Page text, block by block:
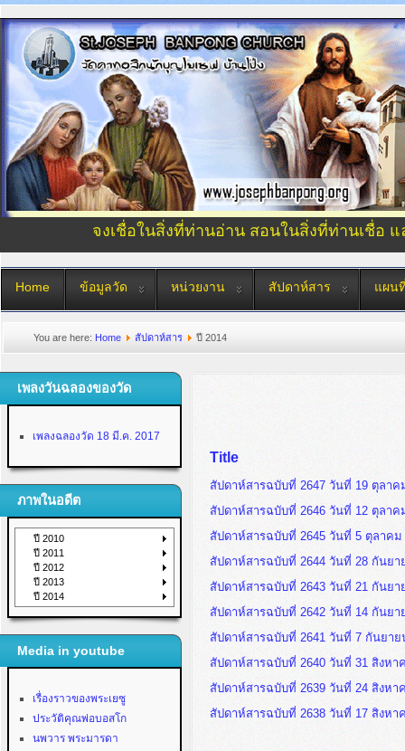
จงเชื่อในสิ่งที่ท่านอ่าน สอนในสิ่งที่ท่านเชื่อ
Home ข้อมูลวัด หน่วยงาน สัปดาห์สาร แผน
You are here: Home สัปดาห์สาร ปี 2014
เพลงวันฉลองของวัด
เพลงฉลองวัด 18 มี.ค. 2017
ภาพในอดีต
ปี 2010
ปี 2011
ปี 2012
ปี 2013
ปี 2014
Media in youtube
เรื่องราวของพระเยซู
ประวัติคุณพ่อบอสโก
นพวาร พระมารดา
Title
สัปดาห์สารฉบับที่ 2647 วันที่ 19 ตุลาค
สัปดาห์สารฉบับที่ 2646 วันที่ 12 ตุลาค
สัปดาห์สารฉบับที่ 2645 วันที่ 5 ตุลาคม
สัปดาห์สารฉบับที่ 2644 วันที่ 28 กันยา
สัปดาห์สารฉบับที่ 2643 วันที่ 21 กันยา
สัปดาห์สารฉบับที่ 2642 วันที่ 14 กันยา
สัปดาห์สารฉบับที่ 2641 วันที่ 7 กันยาย
สัปดาห์สารฉบับที่ 2640 วันที่ 31 สิงหา
สัปดาห์สารฉบับที่ 2639 วันที่ 24 สิงหา
สัปดาห์สารฉบับที่ 2638 วันที่ 17 สิงหา